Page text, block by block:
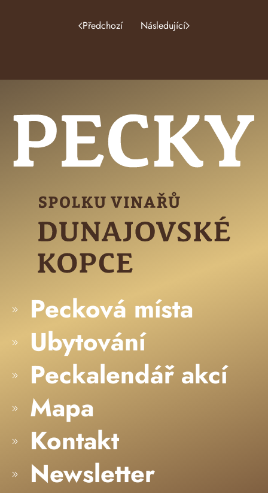
Předchozí Následující
Pecková místa
Ubytování
Peckalendář akcí
Mapa
Kontakt
Newsletter